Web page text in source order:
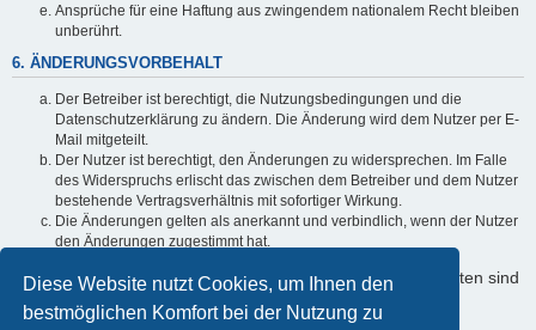
Diese Website nutzt Cookies, um Ihnen den
bestmöglichen Komfort bei der Nutzung zu
Ansprüche für eine Haftung aus zwingendem nationalem Recht bleiben
unberührt.
6. ÄNDERUNGSVORBEHALT
Der Betreiber ist berechtigt, die Nutzungsbedingungen und die
Datenschutzerklärung zu ändern. Die Änderung wird dem Nutzer per E-
Mail mitgeteilt.
Der Nutzer ist berechtigt, den Änderungen zu widersprechen. Im Falle
des Widerspruchs erlischt das zwischen dem Betreiber und dem Nutzer
bestehende Vertragsverhältnis mit sofortiger Wirkung.
Die Änderungen gelten als anerkannt und verbindlich, wenn der Nutzer
den Änderungen zugestimmt hat.
Informationen über den Umgang mit Ihren persönlichen Daten sind
in der Datenschutzerklärung enthalten.